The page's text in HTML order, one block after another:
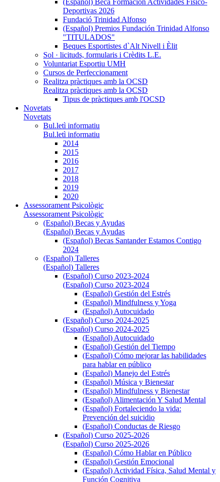
Deportivas 2026
Fundació Trinidad Alfonso
(Español) Premios Fundación Trinidad Alfonso
"TITULADOS"
Beques Esportistes d`Alt Nivell i Èlit
Sol · licituds, formularis i Crèdits L.E.
Voluntariat Esportiu UMH
Cursos de Perfeccionament
Realitza pràctiques amb la OCSD
Realitza pràctiques amb la OCSD
Tipus de pràctiques amb l'OCSD
Novetats
Novetats
Bul.letì informatiu
Bul.letì informatiu
2014
2015
2016
2017
2018
2019
2020
Assessorament Psicològic
Assessorament Psicològic
(Español) Becas y Ayudas
(Español) Becas y Ayudas
(Español) Becas Santander Estamos Contigo
2024
(Español) Talleres
(Español) Talleres
(Español) Curso 2023-2024
(Español) Curso 2023-2024
(Español) Gestión del Estrés
(Español) Mindfulness y Yoga
(Español) Autocuidado
(Español) Curso 2024-2025
(Español) Curso 2024-2025
(Español) Autocuidado
(Español) Gestión del Tiempo
(Español) Cómo mejorar las habilidades
para hablar en público
(Español) Manejo del Estrés
(Español) Música y Bienestar
(Español) Mindfulness y Bienestar
(Español) Alimentación Y Salud Mental
(Español) Fortaleciendo la vida:
Prevención del suicidio
(Español) Conductas de Riesgo
(Español) Curso 2025-2026
(Español) Curso 2025-2026
(Español) Cómo Hablar en Público
(Español) Gestión Emocional
(Español) Actividad Física, Salud Mental y
Función Cognitiva